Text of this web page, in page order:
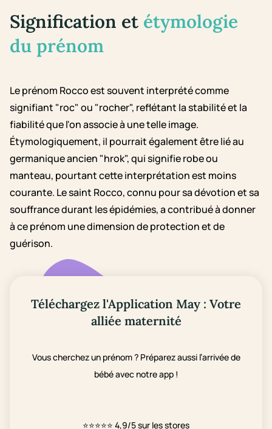
Signification et étymologie
du prénom
Le prénom Rocco est souvent interprété comme
signifiant "roc" ou "rocher", reflétant la stabilité et la
fiabilité que l'on associe à une telle image.
Étymologiquement, il pourrait également être lié au
germanique ancien "hrok", qui signifie robe ou
manteau, pourtant cette interprétation est moins
courante. Le saint Rocco, connu pour sa dévotion et sa
souffrance durant les épidémies, a contribué à donner
à ce prénom une dimension de protection et de
guérison.
Téléchargez l'Application May : Votre
alliée maternité
Vous cherchez un prénom ? Préparez aussi l’arrivée de
bébé avec notre app !
⭐⭐⭐⭐⭐ 4,9/5 sur les stores